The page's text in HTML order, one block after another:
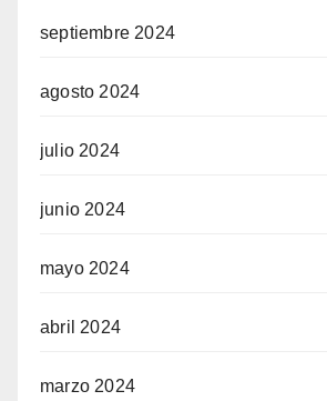
septiembre 2024
agosto 2024
julio 2024
junio 2024
mayo 2024
abril 2024
marzo 2024